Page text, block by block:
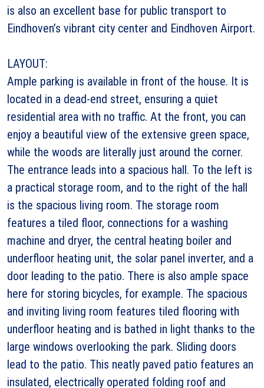
is also an excellent base for public transport to
Eindhoven’s vibrant city center and Eindhoven Airport.
LAYOUT:
Ample parking is available in front of the house. It is
located in a dead-end street, ensuring a quiet
residential area with no traffic. At the front, you can
enjoy a beautiful view of the extensive green space,
while the woods are literally just around the corner.
The entrance leads into a spacious hall. To the left is
a practical storage room, and to the right of the hall
is the spacious living room. The storage room
features a tiled floor, connections for a washing
machine and dryer, the central heating boiler and
underfloor heating unit, the solar panel inverter, and a
door leading to the patio. There is also ample space
here for storing bicycles, for example. The spacious
and inviting living room features tiled flooring with
underfloor heating and is bathed in light thanks to the
large windows overlooking the park. Sliding doors
lead to the patio. This neatly paved patio features an
insulated, electrically operated folding roof and